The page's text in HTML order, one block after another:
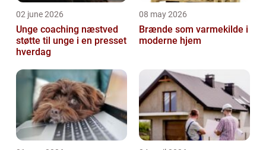
02 june 2026
Unge coaching næstved
støtte til unge i en presset
hverdag
08 may 2026
Brænde som varmekilde i
moderne hjem